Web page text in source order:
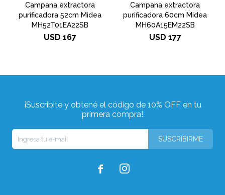
Campana extractora
purificadora 52cm Midea
MH52T01EA22SB
USD 167
Campana extractora
purificadora 60cm Midea
MH60A15EM22SB
USD 177
¡Suscribite y obtené el código de 10% OFF en tu
primera compra!
SUSCRIBIRME
 